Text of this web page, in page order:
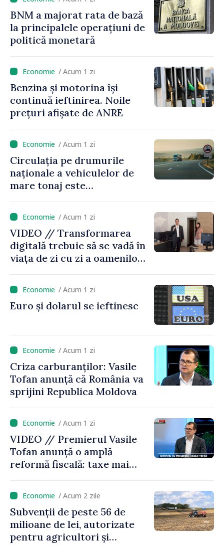
BNM a majorat rata de bază
la principalele operațiuni de
politică monetară
/ Acum 1 zi
Benzina și motorina își
continuă ieftinirea. Noile
prețuri afișate de ANRE
/ Acum 1 zi
Circulația pe drumurile
naționale a vehiculelor de
mare tonaj este
caniculă
/ Acum 1 zi
VIDEO // Transformarea
digitală trebuie să se vadă în
viața de zi cu zi a oamenilor
funcționează economia:
premierul Vasile Tofan, în
vizită la AGE
/ Acum 1 zi
Euro și dolarul se ieftinesc
/ Acum 1 zi
Criza carburanților: Vasile
Tofan anunță că România va
sprijini Republica Moldova
/ Acum 1 zi
VIDEO // Premierul Vasile
Tofan anunță o amplă
reformă fiscală: taxe mai
mari pentru bănci, tutun și
jocurile de noroc
/ Acum 2 zile
Subvenții de peste 56 de
milioane de lei, autorizate
pentru agricultori și